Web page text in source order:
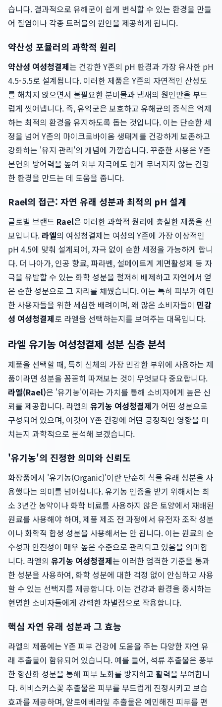
습니다. 결과적으로 유해균이 쉽게 번식할 수 있는 환경을 만들
어 질염이나 각종 트러블의 원인을 제공하게 됩니다.
약산성 포뮬러의 과학적 원리
약산성 여성청결제는 건강한 Y존의 pH 환경과 가장 유사한 pH
4.5-5.5로 설계됩니다. 이러한 제품은 Y존의 자연적인 산성도
를 해치지 않으면서 불필요한 분비물과 냄새의 원인만을 부드
럽게 씻어냅니다. 즉, 유익균은 보호하고 유해균의 증식은 억제
하는 최적의 환경을 유지하도록 돕는 것입니다. 이는 단순한 세
정을 넘어 Y존의 마이크로바이옴 생태계를 건강하게 보존하고
강화하는 '유지 관리'의 개념에 가깝습니다. 꾸준한 사용은 Y존
본연의 방어력을 높여 외부 자극에도 쉽게 무너지지 않는 건강
한 환경을 만드는 데 도움을 줍니다.
Rael의 접근: 자연 유래 성분과 최적의 pH 설계
글로벌 브랜드 Rael은 이러한 과학적 원리에 충실한 제품을 선
보입니다. 라엘의 여성청결제는 여성의 Y존에 가장 이상적인
pH 4.5에 맞춰 설계되어, 자극 없이 순한 세정을 가능하게 합니
다. 더 나아가, 인공 향료, 파라벤, 설페이트계 계면활성제 등 자
극을 유발할 수 있는 화학 성분을 철저히 배제하고 자연에서 얻
은 순한 성분으로 그 자리를 채웠습니다. 이는 특히 피부가 예민
한 사용자들을 위한 세심한 배려이며, 왜 많은 소비자들이 민감
성 여성청결제로 라엘을 선택하는지를 보여주는 대목입니다.
라엘 유기농 여성청결제 성분 심층 분석
제품을 선택할 때, 특히 신체의 가장 민감한 부위에 사용하는 제
품이라면 성분을 꼼꼼히 따져보는 것이 무엇보다 중요합니다.
라엘(Rael)은 '유기농'이라는 가치를 통해 소비자에게 높은 신
뢰를 제공합니다. 라엘의 유기농 여성청결제가 어떤 성분으로
구성되어 있으며, 이것이 Y존 건강에 어떤 긍정적인 영향을 미
치는지 과학적으로 분석해 보겠습니다.
'유기농'의 진정한 의미와 신뢰도
화장품에서 '유기농(Organic)'이란 단순히 식물 유래 성분을 사
용했다는 의미를 넘어섭니다. 유기농 인증을 받기 위해서는 최
소 3년간 농약이나 화학 비료를 사용하지 않은 토양에서 재배된
원료를 사용해야 하며, 제품 제조 전 과정에서 유전자 조작 성분
이나 화학적 합셩 성분을 사용해서는 안 됩니다. 이는 원료의 순
수성과 안전성이 매우 높은 수준으로 관리되고 있음을 의미합
니다. 라엘의 유기농 여성청결제는 이러한 엄격한 기준을 통과
한 성분을 사용하여, 화학 성분에 대한 걱정 없이 안심하고 사용
할 수 있는 선택지를 제공합니다. 이는 건강과 환경을 중시하는
현명한 소비자들에게 강력한 차별점으로 작용합니다.
핵심 자연 유래 성분과 그 효능
라엘의 제품에는 Y존 피부 건강에 도움을 주는 다양한 자연 유
래 추출물이 함유되어 있습니다. 예를 들어, 석류 추출물은 풍부
한 항산화 성분을 통해 피부 노화를 방지하고 활력을 부여합니
다. 히비스커스꽃 추출물은 피부를 부드럽게 진정시키고 보습
효과를 제공하며, 알로에베라잎 추출물은 예민해진 피부를 편